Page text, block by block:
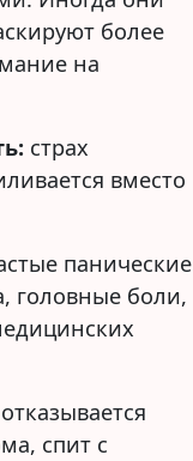
более
на
страх
вместо
панические
головные боли,
спит с